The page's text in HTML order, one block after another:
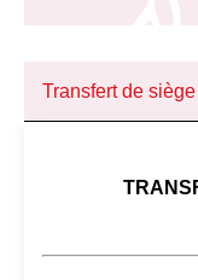
Transfert de siège